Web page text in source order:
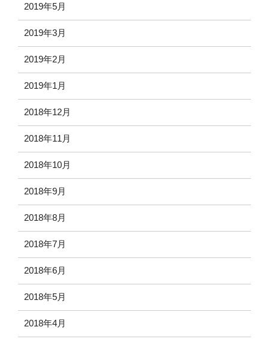
2019年5月
2019年3月
2019年2月
2019年1月
2018年12月
2018年11月
2018年10月
2018年9月
2018年8月
2018年7月
2018年6月
2018年5月
2018年4月